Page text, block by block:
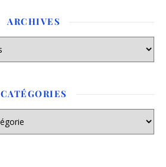
ARCHIVES
CATÉGORIES